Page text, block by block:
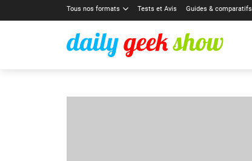
Tous nos formats Tests et Avis Guides & comparatifs